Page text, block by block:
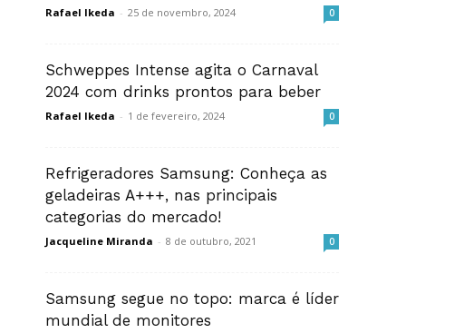
Rafael Ikeda - 25 de novembro, 2024 0
Schweppes Intense agita o Carnaval
2024 com drinks prontos para beber
Rafael Ikeda - 1 de fevereiro, 2024 0
Refrigeradores Samsung: Conheça as
geladeiras A+++, nas principais
categorias do mercado!
Jacqueline Miranda - 8 de outubro, 2021 0
Samsung segue no topo: marca é líder
mundial de monitores